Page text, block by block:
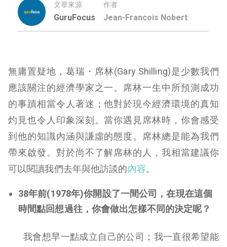
文章來源
GuruFocus
作者
Jean-Francois Nobert
無庸置疑地，葛瑞・席林(Gary Shilling)是少數我們
應該關注的經濟學家之一。席林一生中所預測成功
的事蹟相當令人著迷；他對於現今經濟環境的真知
灼見也令人印象深刻。當你遇見席林時，你會感受
到他的知識內涵與謙虛的態度。席林總是能為我們
帶來啟發。對於尚不了解席林的人，我相當建議你
可以閱讀我們去年與他訪談的內容。
38年前(1978年)你開設了一間公司，在現在這個
時間點回想過往，你會做出怎樣不同的決定呢？
我會想早一點成立自己的公司；我一直很希望能